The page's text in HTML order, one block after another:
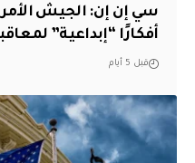
سي إن إن: الجيش
أفكارًا “إبداعية”
قبل 5 أيام